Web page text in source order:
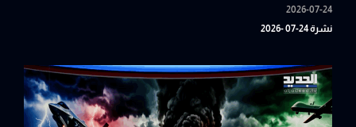
2026-07-24
نشرة 24-07 -2026